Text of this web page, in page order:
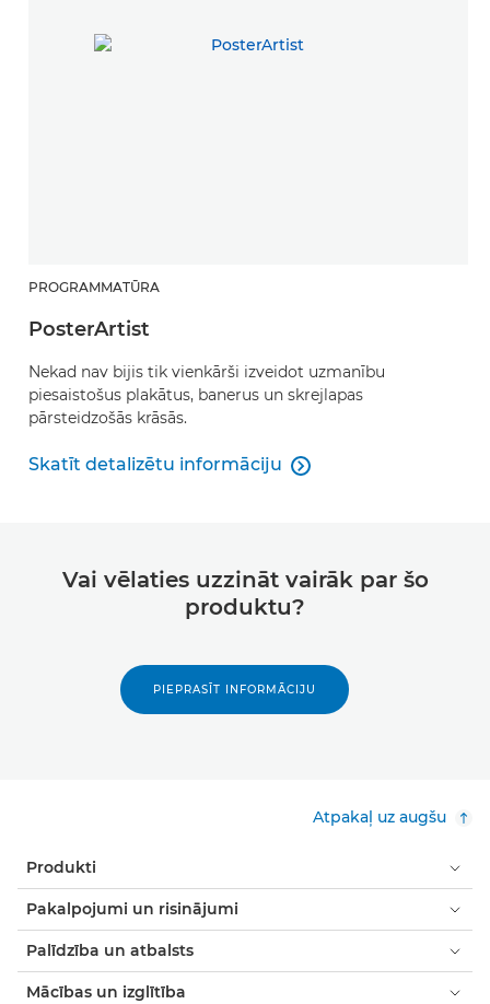
PROGRAMMATŪRA
PosterArtist
Nekad nav bijis tik vienkārši izveidot uzmanību
piesaistošus plakātus, banerus un skrejlapas
pārsteidzošās krāsās.
Skatīt detalizētu informāciju
PosterArtist

Vai vēlaties uzzināt vairāk par šo
produktu?
PIEPRASĪT INFORMĀCIJU
Atpakaļ uz augšu
Produkti
Pakalpojumi un risinājumi
Palīdzība un atbalsts
Mācības un izglītība